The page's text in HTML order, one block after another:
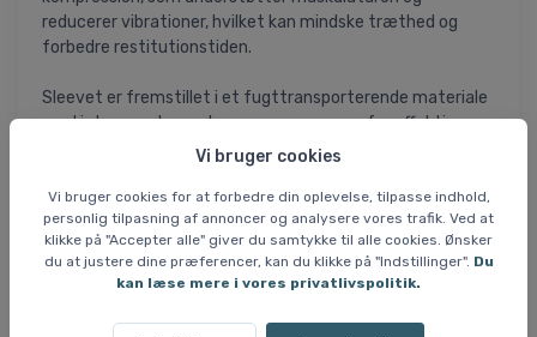
Vi bruger cookies
Vi bruger cookies for at forbedre din oplevelse, tilpasse indhold,
personlig tilpasning af annoncer og analysere vores trafik. Ved at
klikke på "Accepter alle" giver du samtykke til alle cookies. Ønsker
du at justere dine præferencer, kan du klikke på "Indstillinger". Du
kan læse mere i vores privatlivspolitik.
reducerer vibrationer, hvilket kan mindske træthed og
forbedre restitutionstiden.
Sleevet er fremstillet i et fugttransporterende materiale
med integrerede mesh-zoner, som sørger for effektiv
ventilation og hjælper med at holde huden tør og
komfortabel under fysisk aktivitet. Det gør sleevet
velegnet til både varme forhold og længerevarende brug.
En specialdesignet zone omkring akillessenen giver ekstra
støtte og sikrer en tæt og behagelig pasform uden at
vil have ekstra støtte omkring læggen - både under